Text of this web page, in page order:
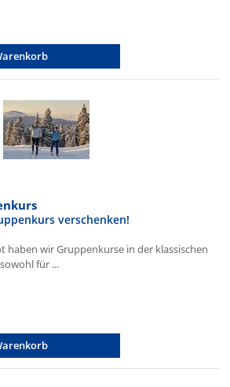
verschenken!
haben wir Gruppenkurse in der klassischen
für ...